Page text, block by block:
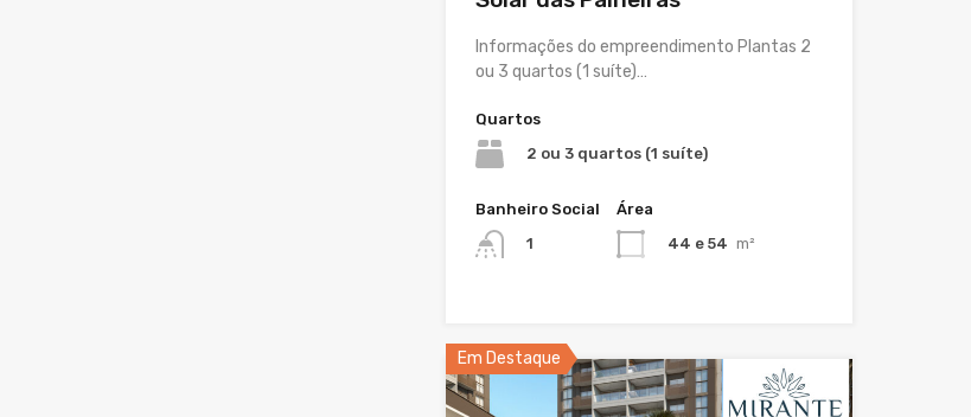
Informações do empreendimento Plantas 2
ou 3 quartos (1 suíte)…
Quartos
2 ou 3 quartos (1 suíte)
Banheiro Social
1
Área
44 e 54 m²
Em Destaque